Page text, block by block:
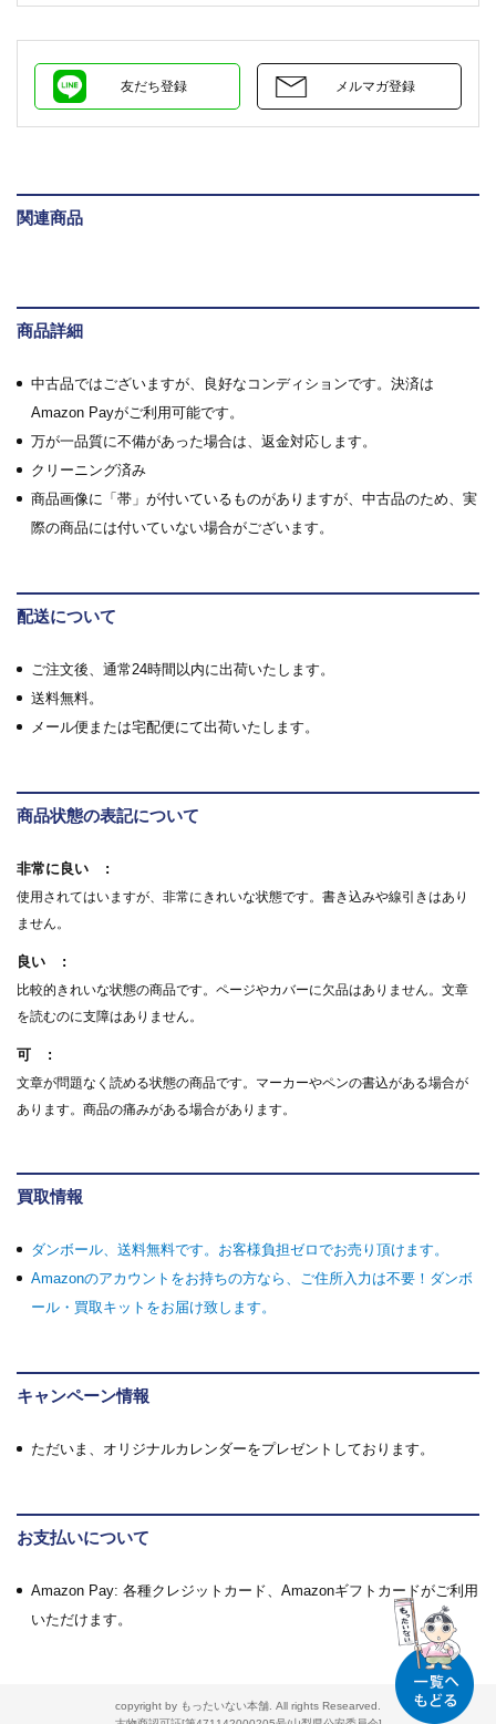
友だち登録 メルマガ登録
関連商品
商品詳細
中古品ではございますが、良好なコンディションです。決済は
Amazon Payがご利用可能です。
万が一品質に不備があった場合は、返金対応します。
クリーニング済み
商品画像に「帯」が付いているものがありますが、中古品のため、実
際の商品には付いていない場合がございます。
配送について
ご注文後、通常24時間以内に出荷いたします。
送料無料。
メール便または宅配便にて出荷いたします。
商品状態の表記について
非常に良い
使用されてはいますが、非常にきれいな状態です。書き込みや線引きはあり
ません。
良い
比較的きれいな状態の商品です。ページやカバーに欠品はありません。文章
を読むのに支障はありません。
可
文章が問題なく読める状態の商品です。マーカーやペンの書込がある場合が
あります。商品の痛みがある場合があります。
買取情報
ダンボール、送料無料です。お客様負担ゼロでお売り頂けます。
Amazonのアカウントをお持ちの方なら、ご住所入力は不要！ダンボ
ール・買取キットをお届け致します。
キャンペーン情報
ただいま、オリジナルカレンダーをプレゼントしております。
お支払いについて
Amazon Pay: 各種クレジットカード、Amazonギフトカードがご利用
いただけます。
copyright by もったいない本舗. All rights Researved.